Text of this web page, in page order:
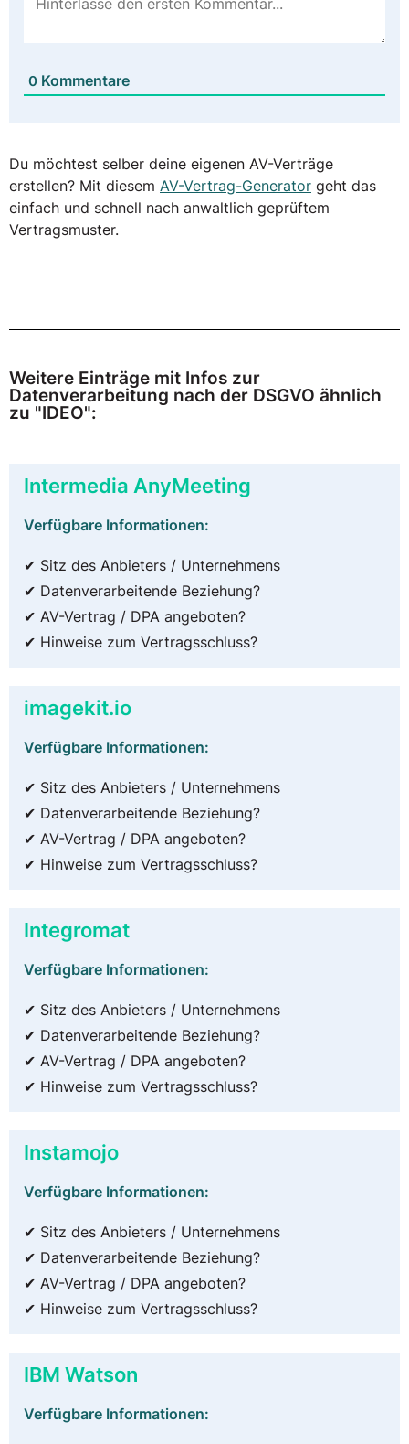
0 Kommentare
Du möchtest selber deine eigenen AV-Verträge
erstellen? Mit diesem AV-Vertrag-Generator geht das
einfach und schnell nach anwaltlich geprüftem
Vertragsmuster.
Weitere Einträge mit Infos zur
Datenverarbeitung nach der DSGVO ähnlich
zu "IDEO":
Intermedia AnyMeeting
Verfügbare Informationen:
✔ Sitz des Anbieters / Unternehmens
✔ Datenverarbeitende Beziehung?
✔ AV-Vertrag / DPA angeboten?
✔ Hinweise zum Vertragsschluss?
imagekit.io
Verfügbare Informationen:
✔ Sitz des Anbieters / Unternehmens
✔ Datenverarbeitende Beziehung?
✔ AV-Vertrag / DPA angeboten?
✔ Hinweise zum Vertragsschluss?
Integromat
Verfügbare Informationen:
✔ Sitz des Anbieters / Unternehmens
✔ Datenverarbeitende Beziehung?
✔ AV-Vertrag / DPA angeboten?
✔ Hinweise zum Vertragsschluss?
Instamojo
Verfügbare Informationen:
✔ Sitz des Anbieters / Unternehmens
✔ Datenverarbeitende Beziehung?
✔ AV-Vertrag / DPA angeboten?
✔ Hinweise zum Vertragsschluss?
IBM Watson
Verfügbare Informationen: